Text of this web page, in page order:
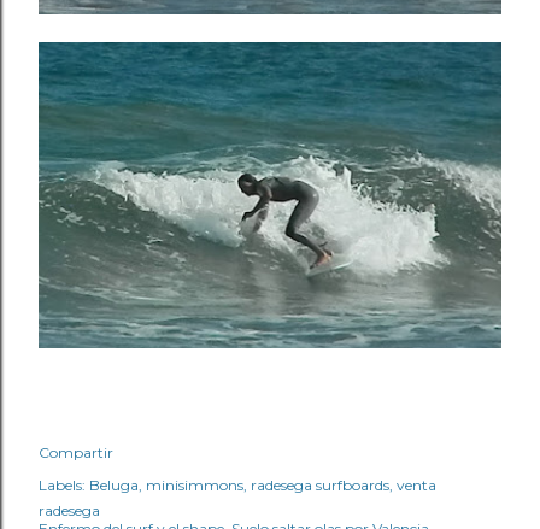
Compartir
Labels: Beluga minisimmons radesega surfboards venta
radesega